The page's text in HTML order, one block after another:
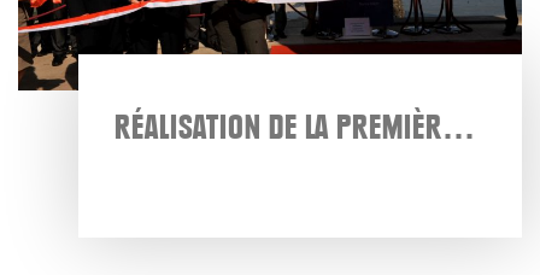
RÉALISATION DE LA PREMIÈRE ÉOLIENNE À AXE VERTICAL ANEMOOS 3